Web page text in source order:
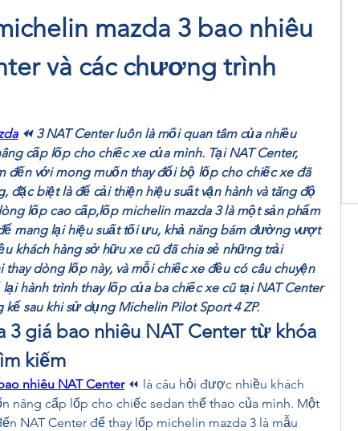
mazda 3 bao nhiêu
và các chương trình
⏪ 3 NAT Center luôn là mối quan tâm của nhiều
cấp lốp cho chiếc xe của mình. Tại NAT Center,
đến với mong muốn thay đổi bộ lốp cho chiếc xe đã
đặc biệt là để cải thiện hiệu suất vận hành và tăng độ
lốp cao cấp,lốp michelin mazda 3 là một sản phẩm
mang lại hiệu suất tối ưu, khả năng bám đường vượt
khách hàng sở hữu xe cũ đã chia sẻ những trải
dòng lốp này, và mỗi chiếc xe đều có câu chuyện
lại hành trình thay lốp của ba chiếc xe cũ tại NAT Center
sau khi sử dụng Michelin Pilot Sport 4 ZP.
3 giá bao nhiêu NAT Center từ khóa
kiếm
nhiêu NAT Center ⏪ là câu hỏi được nhiều khách
nâng cấp lốp cho chiếc sedan thể thao của mình. Một
NAT Center để thay lốp michelin mazda 3 là mẫu